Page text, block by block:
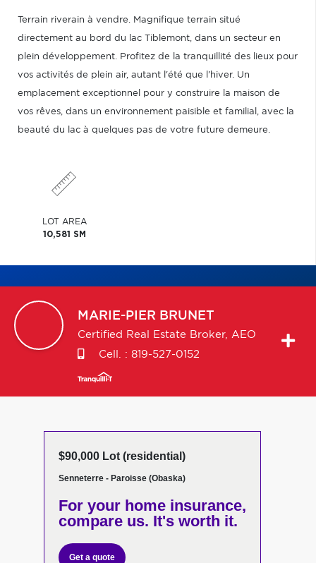
Terrain riverain à vendre. Magnifique terrain situé
directement au bord du lac Tiblemont, dans un secteur en
plein développement. Profitez de la tranquillité des lieux pour
vos activités de plein air, autant l'été que l'hiver. Un
emplacement exceptionnel pour y construire la maison de
vos rêves, dans un environnement paisible et familial, avec la
beauté du lac à quelques pas de votre future demeure.
LOT AREA
10,581 SM
MARIE-PIER BRUNET
Certified Real Estate Broker, AEO
Cell. : 819-527-0152
$90,000 Lot (residential)
Senneterre - Paroisse (Obaska)
For your home insurance,
compare us. It's worth it.
Get a quote